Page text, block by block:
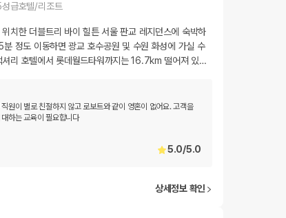
성급호텔/리조트
치한 더블트리 바이 힐튼 서울 판교 레지던스에 숙박하
분 정도 이동하면 광교 호수공원 및 수원 화성에 가실 수
셔리 호텔에서 롯데월드타워까지는 16.7km 떨어져 있…
원이 별로 친절하지 않고 로보트와 같이 영혼이 없어요. 고객을
하는 교육이 필요합니다
5.0/5.0
상세정보 확인